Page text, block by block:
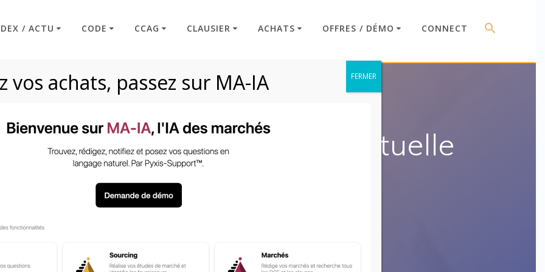
/ ACTU CODE CCAG CLAUSIER ACHATS OFFRES / DÉMO CONNECT
– Propriété intellectuelle
(CCAG)
vos achats, passez sur MA-IA FERMER